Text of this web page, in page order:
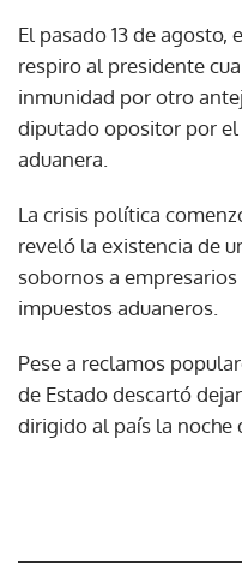
El pasado 13 de
respiro al presidente
inmunidad por otro
diputado opositor por
aduanera.
La crisis política
reveló la existencia de
sobornos a
impuestos aduaneros.
Pese a reclamos
de Estado descartó
dirigido al país la noche